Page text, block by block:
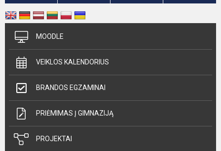
MOODLE
VEIKLOS KALENDORIUS
BRANDOS EGZAMINAI
PRIĖMIMAS Į GIMNAZIJĄ
PROJEKTAI